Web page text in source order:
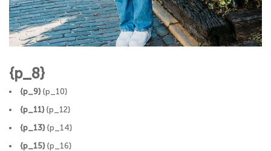
{p_8}
{p_9}{p_10}
{p_11}{p_12}
{p_13}{p_14}
{p_15}{p_16}